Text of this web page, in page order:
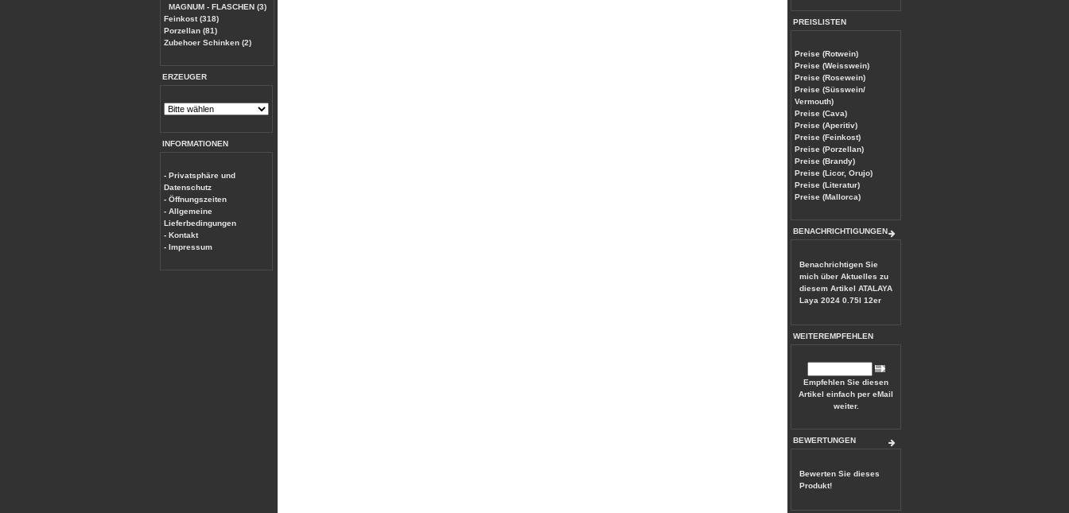
MAGNUM - FLASCHEN (3)
Feinkost (318)
Porzellan (81)
Zubehoer Schinken (2)
ERZEUGER
INFORMATIONEN
- Privatsphäre und
Datenschutz
- Öffnungszeiten
- Allgemeine
Lieferbedingungen
- Kontakt
- Impressum
PREISLISTEN
Preise (Rotwein)
Preise (Weisswein)
Preise (Rosewein)
Preise (Süsswein/
Vermouth)
Preise (Cava)
Preise (Aperitiv)
Preise (Feinkost)
Preise (Porzellan)
Preise (Brandy)
Preise (Licor, Orujo)
Preise (Literatur)
Preise (Mallorca)
BENACHRICHTIGUNGEN
Benachrichtigen Sie
mich über Aktuelles zu
diesem Artikel ATALAYA
Laya 2024 0.75l 12er
WEITEREMPFEHLEN
Empfehlen Sie diesen
Artikel einfach per eMail
weiter.
BEWERTUNGEN
Bewerten Sie dieses
Produkt!